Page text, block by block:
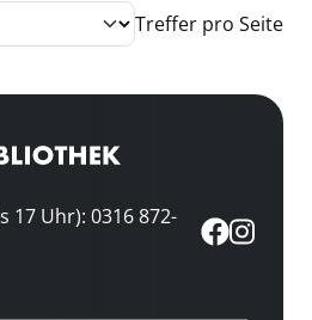
Treffer pro Seite
17 Uhr): 0316 872-